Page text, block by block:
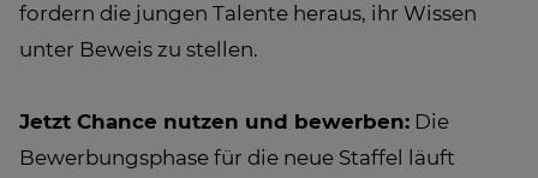
fordern die jungen Talente heraus, ihr Wissen
unter Beweis zu stellen.
Jetzt Chance nutzen und bewerben: Die
Bewerbungsphase für die neue Staffel läuft